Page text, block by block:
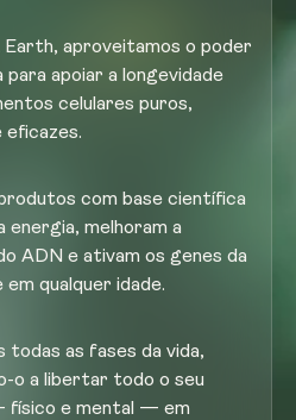
Earth, aproveitamos o poder
para apoiar a longevidade
celulares puros,
eficazes.
com base científica
energia, melhoram a
ADN e ativam os genes da
em qualquer idade.
todas as fases da vida,
o a libertar todo o seu
físico e mental — em